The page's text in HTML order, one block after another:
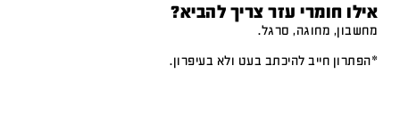
אילו חומרי עזר צריך להביא?
מחשבון, מחוגה, סרגל.
*הפתרון חייב להיכתב בעט ולא בעיפרון.